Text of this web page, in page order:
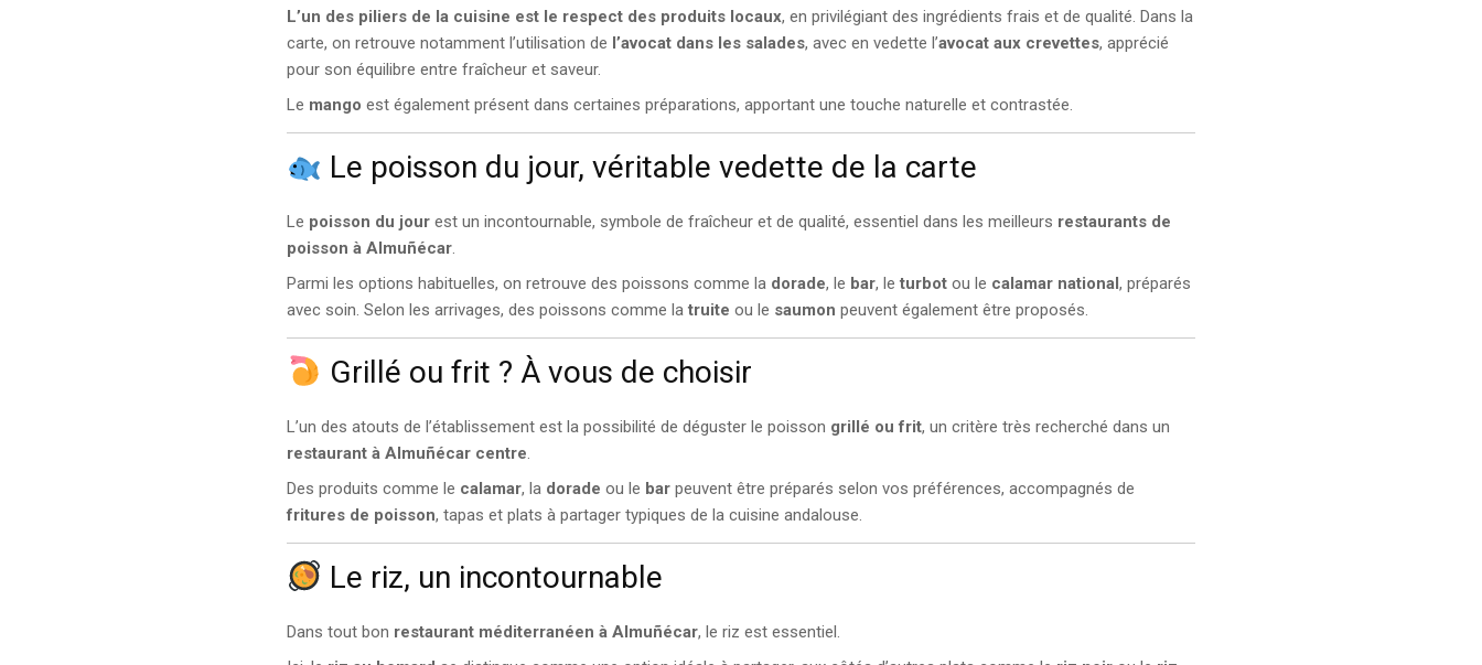
L’un des piliers de la cuisine est le respect des produits locaux, en privilégiant des ingrédients frais et de qualité. Dans la
carte, on retrouve notamment l’utilisation de l’avocat dans les salades, avec en vedette l’avocat aux crevettes, apprécié
pour son équilibre entre fraîcheur et saveur.
Le mango est également présent dans certaines préparations, apportant une touche naturelle et contrastée.
Le poisson du jour, véritable vedette de la carte
Le poisson du jour est un incontournable, symbole de fraîcheur et de qualité, essentiel dans les meilleurs restaurants de
poisson à Almuñécar.
Parmi les options habituelles, on retrouve des poissons comme la dorade, le bar, leturbot ou le calamar national, préparés
avec soin. Selon les arrivages, des poissons comme latruite ou le saumon peuvent également être proposés.
Grillé ou frit ? À vous de choisir
L’un des atouts de l’établissement est la possibilité de déguster le poisson grillé ou frit, un critère très recherché dans un
restaurant à Almuñécar centre.
Des produits comme le calamar, la dorade ou le bar peuvent être préparés selon vos préférences, accompagnés de
fritures de poisson, tapas et plats à partager typiques de la cuisine andalouse.
Le riz, un incontournable
Dans tout bon restaurant méditerranéen à Almuñécar, le riz est essentiel.